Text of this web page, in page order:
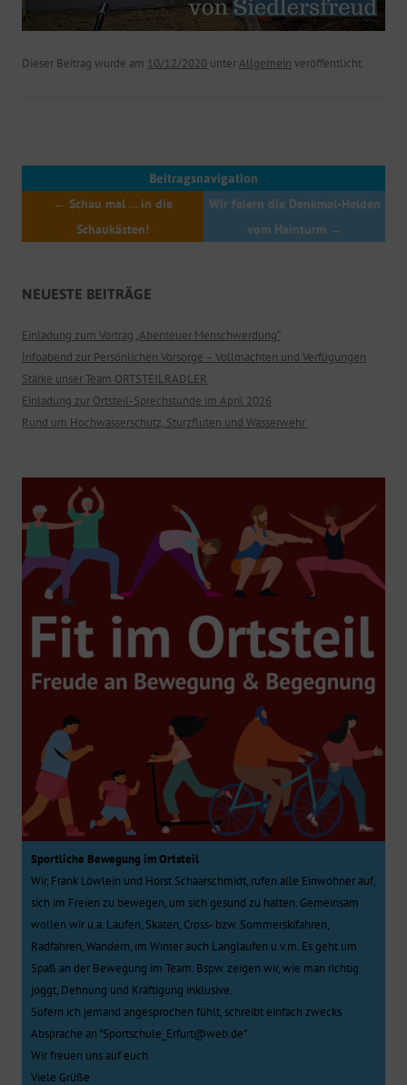
Dieser Beitrag wurde am 10/12/2020 unterAllgemein veröffentlicht.
Beitragsnavigation
← Schau mal … in die
Schaukästen!
Wir feiern die Denkmal-Helden
vom Hainturm →
NEUESTE BEITRÄGE
Einladung zum Vortrag „Abenteuer Menschwerdung“
Infoabend zur Persönlichen Vorsorge – Vollmachten und Verfügungen
Stärke unser Team ORTSTEILRADLER
Einladung zur Ortsteil-Sprechstunde im April 2026
Rund um Hochwasserschutz, Sturzfluten und Wasserwehr
Sportliche Bewegung im Ortsteil
Wir, Frank Löwlein und Horst Schaarschmidt, rufen alle Einwohner auf,
sich im Freien zu bewegen, um sich gesund zu halten. Gemeinsam
wollen wir u.a. Laufen, Skaten, Cross- bzw. Sommerskifahren,
Radfahren, Wandern, im Winter auch Langlaufen u.v.m. Es geht um
Spaß an der Bewegung im Team. Bspw. zeigen wir, wie man richtig
joggt, Dehnung und Kräftigung inklusive.
Sofern ich jemand angesprochen fühlt, schreibt einfach zwecks
Absprache an "Sportschule_Erfurt@web.de"
Wir freuen uns auf euch.
Viele Grüße